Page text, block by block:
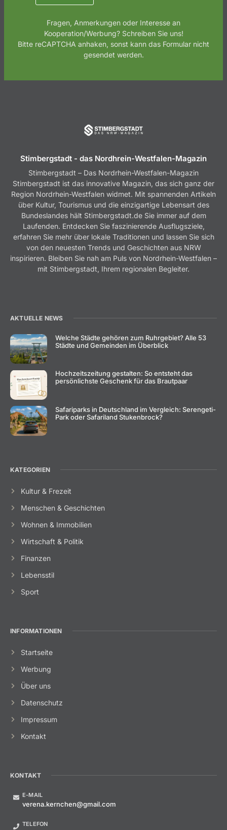
Fragen, Anmerkungen oder Interesse an
Kooperation/Werbung? Schreiben Sie uns!
Bitte reCAPTCHA anhaken, sonst kann das Formular nicht
gesendet werden.
Stimbergstadt - das Nordhrein-Westfalen-Magazin
Stimbergstadt – Das Nordrhein-Westfalen-Magazin
Stimbergstadt ist das innovative Magazin, das sich ganz der
Region Nordrhein-Westfalen widmet. Mit spannenden Artikeln
über Kultur, Tourismus und die einzigartige Lebensart des
Bundeslandes hält Stimbergstadt.de Sie immer auf dem
Laufenden. Entdecken Sie faszinierende Ausflugsziele,
erfahren Sie mehr über lokale Traditionen und lassen Sie sich
von den neuesten Trends und Geschichten aus NRW
inspirieren. Bleiben Sie nah am Puls von Nordrhein-Westfalen –
mit Stimbergstadt, Ihrem regionalen Begleiter.
AKTUELLE NEWS
Welche Städte gehören zum Ruhrgebiet? Alle 53
Städte und Gemeinden im Überblick
Hochzeitszeitung gestalten: So entsteht das
persönlichste Geschenk für das Brautpaar
Safariparks in Deutschland im Vergleich: Serengeti-
Park oder Safariland Stukenbrock?
KATEGORIEN
Kultur & Frezeit
Menschen & Geschichten
Wohnen & Immobilien
Wirtschaft & Politik
Finanzen
Lebensstil
Sport
INFORMATIONEN
Startseite
Werbung
Über uns
Datenschutz
Impressum
Kontakt
KONTAKT
E-MAIL
verena.kernchen@gmail.com
TELEFON